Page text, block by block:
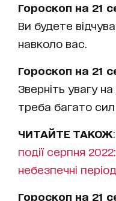
Гороскоп на 21
Ви будете
навколо вас.
Гороскоп на 21
Зверніть увагу
треба багато сил
ЧИТАЙТЕ ТАКОЖ:
події серпня
небезпечні
Гороскоп на 21